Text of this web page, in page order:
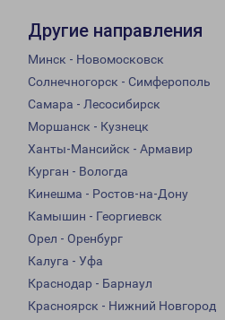
Другие направления
Минск - Новомосковск
Солнечногорск - Симферополь
Самара - Лесосибирск
Моршанск - Кузнецк
Ханты-Мансийск - Армавир
Курган - Вологда
Кинешма - Ростов-на-Дону
Камышин - Георгиевск
Орел - Оренбург
Калуга - Уфа
Краснодар - Барнаул
Красноярск - Нижний Новгород